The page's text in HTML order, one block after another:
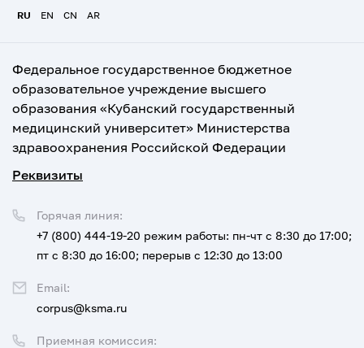
RU EN CN AR
Федеральное государственное бюджетное
образовательное учреждение высшего
образования «Кубанский государственный
медицинский университет» Министерства
здравоохранения Российской Федерации
Реквизиты
Приемная комиссия:
Горячая линия:
+7 (800) 444-19-20 режим работы: пн-чт с 8:30 до 17:00;
пт с 8:30 до 16:00; перерыв с 12:30 до 13:00
Email:
corpus@ksma.ru